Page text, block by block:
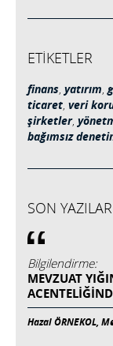
ETİKETLER
finans, yatırım,
ticaret, veri
şirketler,
bağımsız
SON YAZILAR
Bilgilendirme:
MEVZUAT
Hazal ÖRNEKOL,